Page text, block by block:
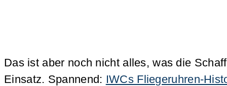
Das ist aber noch nicht alles, was die
Einsatz. Spannend: IWCs Fliegeruhren-